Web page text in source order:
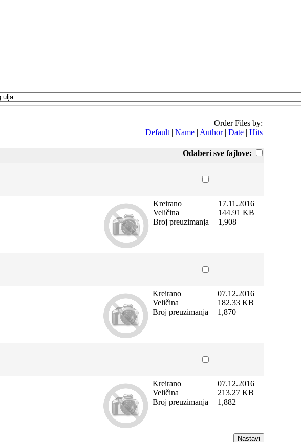
Order Files by:
Default | Name | Author| Date | Hits
Odaberi sve fajlove:
Kreirano
Veličina
Broj preuzimanja
17.11.2016
144.91 KB
1,908
Kreirano
Veličina
Broj preuzimanja
07.12.2016
182.33 KB
1,870
Kreirano
Veličina
Broj preuzimanja
07.12.2016
213.27 KB
1,882